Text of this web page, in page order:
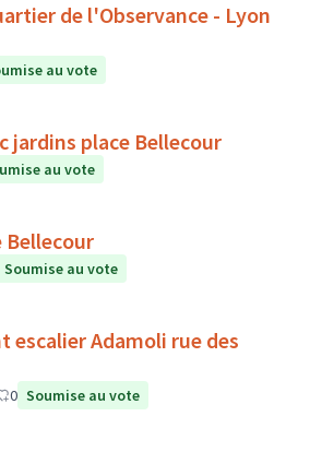
au vote
jardins place Bellecour
au vote
Bellecour
Soumise au vote
escalier Adamoli rue des
0 Soumise au vote